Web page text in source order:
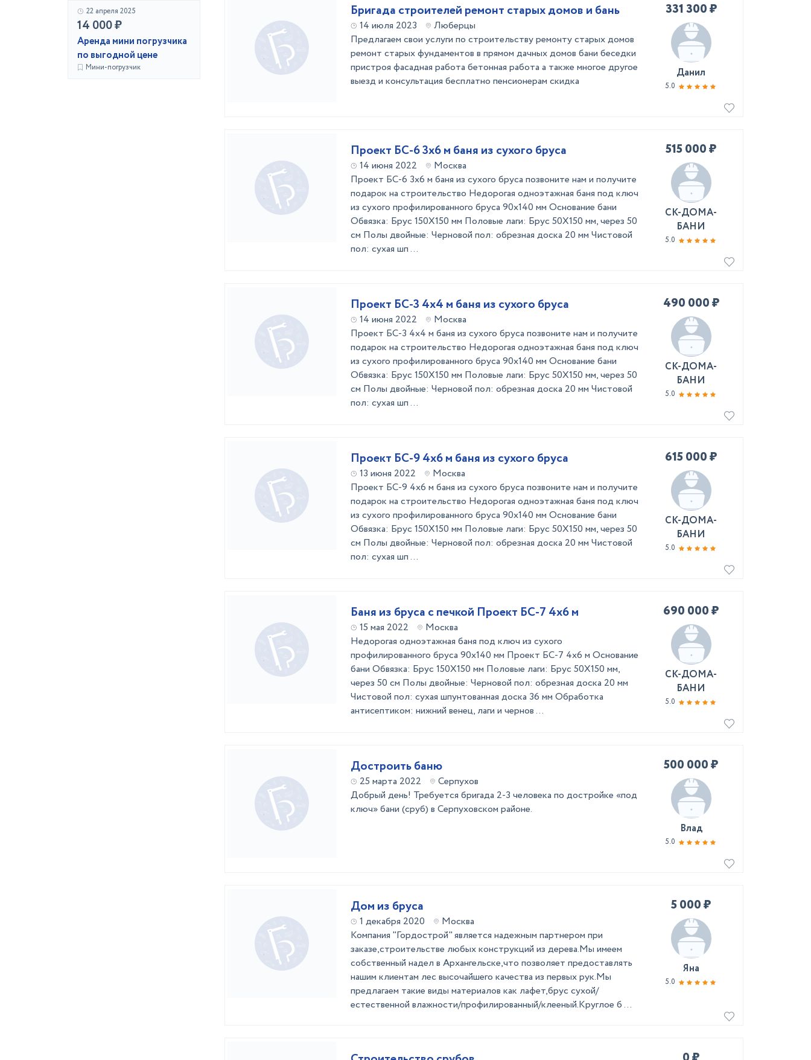
22 апреля 2025
14 000 ₽
Аренда мини погрузчика
по выгодной цене
Мини-погрузчик
Бригада строителей ремонт старых домов и бань
14 июля 2023
Люберцы
Предлагаем свои услуги по строительству ремонту старых домов
ремонт старых фундаментов в прямом дачных домов бани беседки
пристроя фасадная работа бетонная работа а также многое другое
выезд и консультация бесплатно пенсионерам скидка
331 300 ₽
Данил
5.0
Проект БС-6 3х6 м баня из сухого бруса
14 июня 2022
Москва
Проект БС-6 3х6 м баня из сухого бруса позвоните нам и получите
подарок на строительство Недорогая одноэтажная баня под ключ
из сухого профилированного бруса 90х140 мм Основание бани
Обвязка: Брус 150Х150 мм Половые лаги: Брус 50Х150 мм, через 50
см Полы двойные: Черновой пол: обрезная доска 20 мм Чистовой
пол: сухая шп ...
515 000 ₽
СК-ДОМА-
БАНИ
5.0
Проект БС-3 4х4 м баня из сухого бруса
14 июня 2022
Москва
Проект БС-3 4х4 м баня из сухого бруса позвоните нам и получите
подарок на строительство Недорогая одноэтажная баня под ключ
из сухого профилированного бруса 90х140 мм Основание бани
Обвязка: Брус 150Х150 мм Половые лаги: Брус 50Х150 мм, через 50
см Полы двойные: Черновой пол: обрезная доска 20 мм Чистовой
пол: сухая шп ...
490 000 ₽
СК-ДОМА-
БАНИ
5.0
Проект БС-9 4х6 м баня из сухого бруса
13 июня 2022
Москва
Проект БС-9 4х6 м баня из сухого бруса позвоните нам и получите
подарок на строительство Недорогая одноэтажная баня под ключ
из сухого профилированного бруса 90х140 мм Основание бани
Обвязка: Брус 150Х150 мм Половые лаги: Брус 50Х150 мм, через 50
см Полы двойные: Черновой пол: обрезная доска 20 мм Чистовой
пол: сухая шп ...
615 000 ₽
СК-ДОМА-
БАНИ
5.0
Баня из бруса с печкой Проект БС-7 4х6 м
15 мая 2022
Москва
Недорогая одноэтажная баня под ключ из сухого
профилированного бруса 90х140 мм Проект БС-7 4х6 м Основание
бани Обвязка: Брус 150Х150 мм Половые лаги: Брус 50Х150 мм,
через 50 см Полы двойные: Черновой пол: обрезная доска 20 мм
Чистовой пол: сухая шпунтованная доска 36 мм Обработка
антисептиком: нижний венец, лаги и чернов ...
690 000 ₽
СК-ДОМА-
БАНИ
5.0
Достроить баню
25 марта 2022
Серпухов
Добрый день! Требуется бригада 2-3 человека по достройке «под
ключ» бани (сруб) в Серпуховском районе.
500 000 ₽
Влад
5.0
Дом из бруса
1 декабря 2020
Москва
Компания "Гордострой" является надежным партнером при
заказе,строительстве любых конструкций из дерева.Мы имеем
собственный надел в Архангельске,что позволяет предоставлять
нашим клиентам лес высочайшего качества из первых рук.Мы
предлагаем такие виды материалов как лафет,брус сухой/
естественной влажности/профилированный/клееный.Круглое б ...
5 000 ₽
Яна
5.0